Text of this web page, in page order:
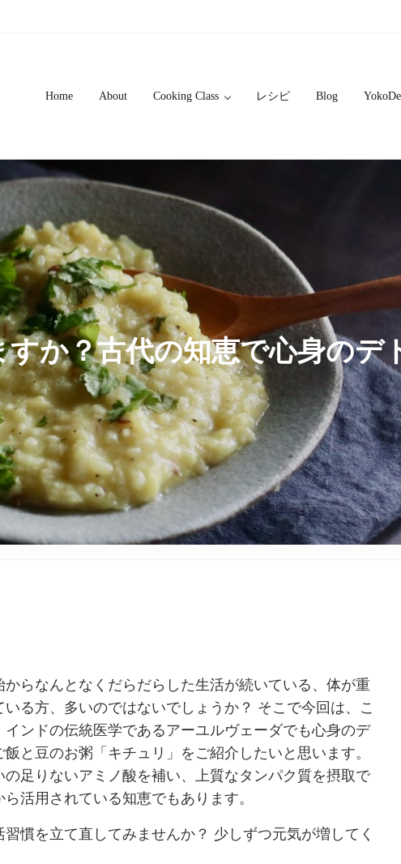
Home About Cooking Class レシピ Blog
か？古代の知恵で心身のデ
らなんとなくだらだらした生活が続いている、体が重
る方、多いのではないでしょうか？ そこで今回は、こ
ンドの伝統医学であるアーユルヴェーダでも心身のデ
と豆のお粥「キチュリ」をご紹介したいと思います。
足りないアミノ酸を補い、上質なタンパク質を摂取で
活用されている知恵でもあります。
慣を立て直してみませんか？ 少しずつ元気が増してく